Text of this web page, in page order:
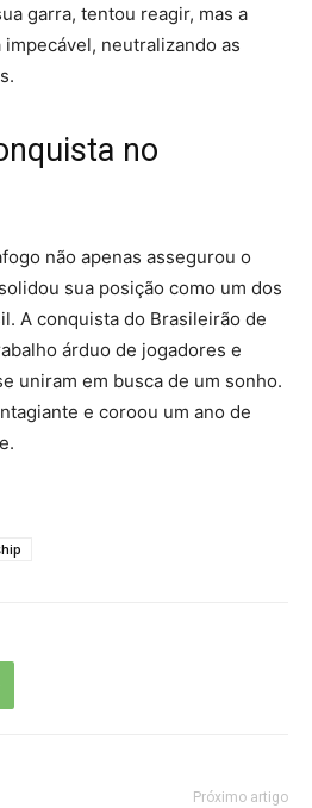
garra, tentou reagir, mas a
neutralizando as
no
não apenas assegurou o
sua posição como um dos
A conquista do Brasileirão de
árduo de jogadores e
uniram em busca de um sonho.
e coroou um ano de
Próximo artigo